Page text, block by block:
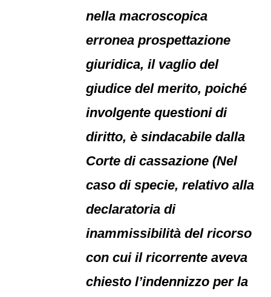
nella macroscopica
erronea prospettazione
giuridica, il vaglio del
giudice del merito, poiché
involgente questioni di
diritto, è sindacabile dalla
Corte di cassazione (Nel
caso di specie, relativo alla
declaratoria di
inammissibilità del ricorso
con cui il ricorrente aveva
chiesto l’indennizzo per la